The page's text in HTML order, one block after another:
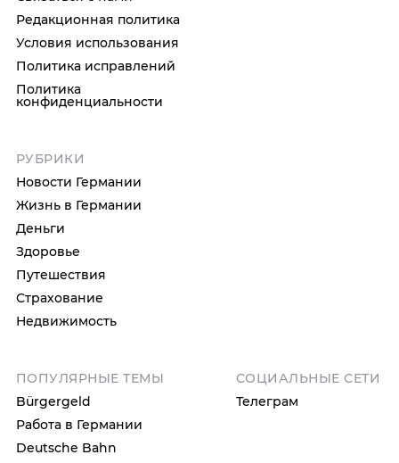
Редакционная политика
Условия использования
Политика исправлений
Политика
конфиденциальности
РУБРИКИ
Новости Германии
Жизнь в Германии
Деньги
Здоровье
Путешествия
Страхование
Недвижимость
ПОПУЛЯРНЫЕ ТЕМЫ
Bürgergeld
Работа в Германии
Deutsche Bahn
СОЦИАЛЬНЫЕ СЕТИ
Телеграм